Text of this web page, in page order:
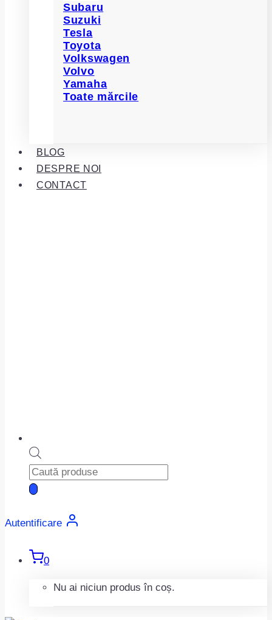
Subaru
Suzuki
Tesla
Toyota
Volkswagen
Volvo
Yamaha
Toate mărcile
BLOG
DESPRE NOI
CONTACT
Products
search
Autentificare
0
Nu ai niciun produs în coș.